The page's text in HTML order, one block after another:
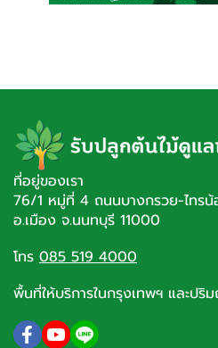
ที่อยู่ของเรา
76/1 หมู่ที่ 4 ถนนบางกรวย-ไทรน้
อ.เมือง จ.นนทบุรี 11000
โทร 085 519 4000
พื้นที่ให้บริการในกรุงเทพฯ และปริ